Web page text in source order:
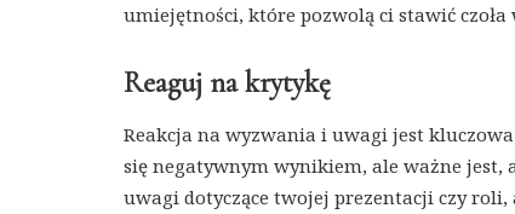
umiejętności, które pozwolą ci stawić
Reaguj na krytykę
Reakcja na wyzwania i uwagi jest
się negatywnym wynikiem, ale ważne jest,
uwagi dotyczące twojej prezentacji czy